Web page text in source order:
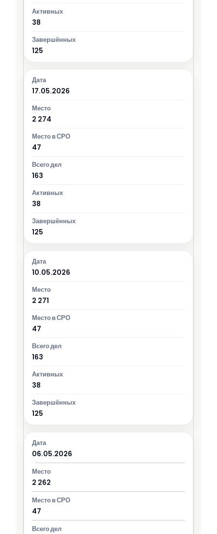
38
125
17.05.2026
2 274
47
163
38
125
10.05.2026
2 271
47
163
38
125
06.05.2026
2 262
47